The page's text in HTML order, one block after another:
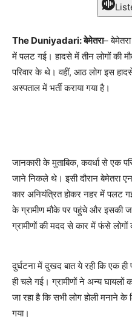
The Duniyadari: बेमेतरा–
में पलट गई। हादसे में तीन लोगों की
परिवार के थे। वहीं, आठ लोग इस
अस्पताल में भर्ती कराया गया है।
जानकारी के मुताबिक, कवर्धा से एक
जाने निकले थे। इसी दौरान बेमेतरा
कार अनियंत्रित होकर नहर में पलट
के ग्रामीण मौके पर पहुंचे और इसकी
ग्रामीणों की मदद से कार में फंसे लोगों
दुर्घटना में दुखद बात ये रही कि एक
ही चले गई। ग्रामीणों ने अन्य घायलों
जा रहा है कि सभी लोग होली मनाने
गया।